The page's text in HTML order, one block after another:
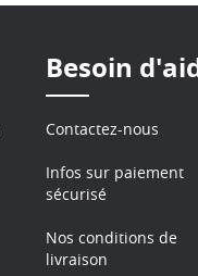
Besoin
Contactez-nous
Infos sur paiement
sécurisé
Nos conditions de
livraison